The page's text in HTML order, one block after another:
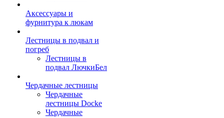
Аксессуары и
фурнитура к люкам
Лестницы в подвал и
погреб
Лестницы в
подвал ЛючкиБел
Чердачные лестницы
Чердачные
лестницы Docke
Чердачные